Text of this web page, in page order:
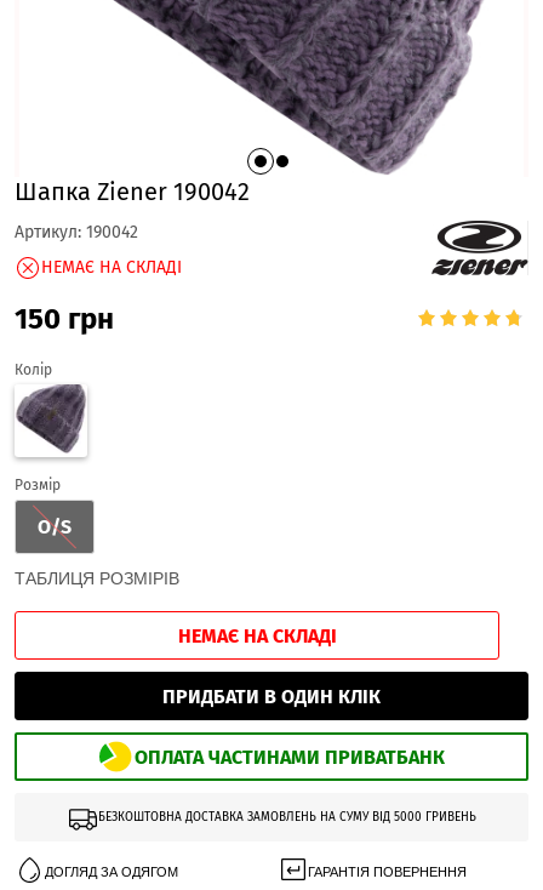
Шапка Ziener 190042
Артикул: 190042
НЕМАЄ НА СКЛАДІ
150 грн
Колір
Розмір
O/S
ТАБЛИЦЯ РОЗМІРІВ
НЕМАЄ НА СКЛАДІ
ПРИДБАТИ В ОДИН КЛІК
ОПЛАТА ЧАСТИНАМИ ПРИВАТБАНК
БЕЗКОШТОВНА ДОСТАВКА ЗАМОВЛЕНЬ НА СУМУ ВІД 5000 ГРИВЕНЬ
ДОГЛЯД ЗА ОДЯГОМ ГАРАНТІЯ ПОВЕРНЕННЯ